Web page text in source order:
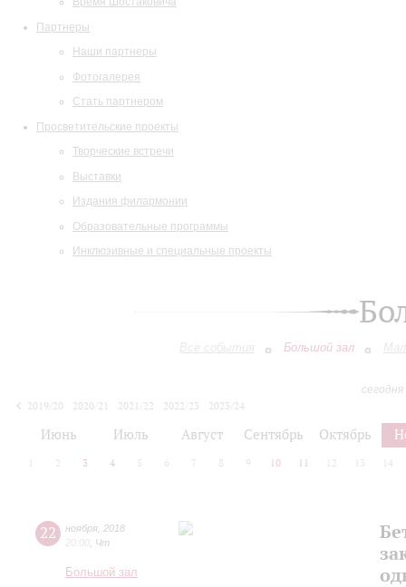
Партнеры
Наши партнеры
Фотогалерея
Стать партнером
Просветительские проекты
Творческие встречи
Выставки
Издания филармонии
Образовательные программы
Инклюзивные и специальные проекты
Все события Большой зал
2019/20
2020/21 2021/22 2022/23
2023/24
Июнь Июль Август Сентябрь Октябрь
2 3 4 5 6 7 8 9 10 11 12 13 14
22 ноября 2018
20:00 Чт
Большой зал